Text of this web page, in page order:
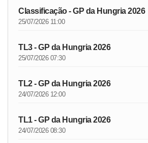
Classificação - GP da Hungria 2026
25/07/2026 11:00
TL3 - GP da Hungria 2026
25/07/2026 07:30
TL2 - GP da Hungria 2026
24/07/2026 12:00
TL1 - GP da Hungria 2026
24/07/2026 08:30